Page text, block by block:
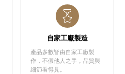
自家工廠製造
產品多數皆由自家工廠製
作，不假他人之手，品質與
細節看得見。